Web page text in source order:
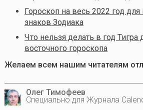
Гороскоп на весь 2022 год для
знаков Зодиака
Что нельзя делать в год Тигра
восточного гороскопа
Желаем всем нашим читателям
Олег Тимофеев
Специально для Журнала